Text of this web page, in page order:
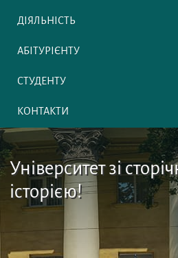
ДІЯЛЬНІСТЬ
АБІТУРІЄНТУ
СТУДЕНТУ
КОНТАКТИ
Університет зі
історією!